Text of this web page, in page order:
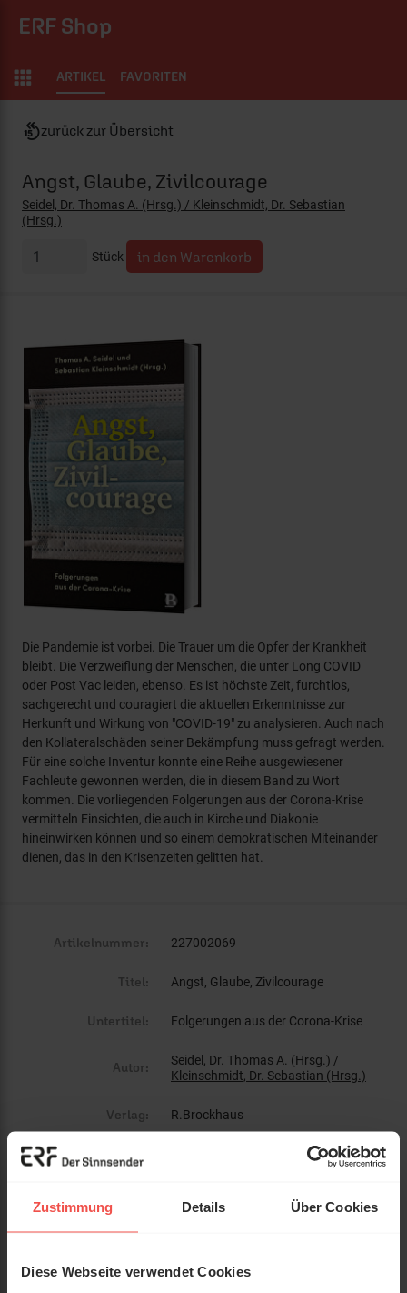
Zustimmung Details Über Cookies
Diese Webseite verwendet Cookies
ERF Shop
ARTIKEL FAVORITEN
zurück zur Übersicht
Stück
Angst, Glaube, Zivilcourage
Seidel, Dr. Thomas A. (Hrsg.) / Kleinschmidt, Dr. Sebastian
(Hrsg.)
Die Pandemie ist vorbei. Die Trauer um die Opfer der Krankheit
bleibt. Die Verzweiflung der Menschen, die unter Long COVID
oder Post Vac leiden, ebenso. Es ist höchste Zeit, furchtlos,
sachgerecht und couragiert die aktuellen Erkenntnisse zur
Herkunft und Wirkung von "COVID-19" zu analysieren. Auch nach
den Kollateralschäden seiner Bekämpfung muss gefragt werden.
Für eine solche Inventur konnte eine Reihe ausgewiesener
Fachleute gewonnen werden, die in diesem Band zu Wort
kommen. Die vorliegenden Folgerungen aus der Corona-Krise
vermitteln Einsichten, die auch in Kirche und Diakonie
hineinwirken können und so einem demokratischen Miteinander
dienen, das in den Krisenzeiten gelitten hat.
Artikelnummer: 227002069
Titel: Angst, Glaube, Zivilcourage
Untertitel: Folgerungen aus der Corona-Krise
Autor:
Seidel, Dr. Thomas A. (Hrsg.) /
Kleinschmidt, Dr. Sebastian (Hrsg.)
Verlag: R.Brockhaus
ISBN:
Gewicht:
Umfang: 288